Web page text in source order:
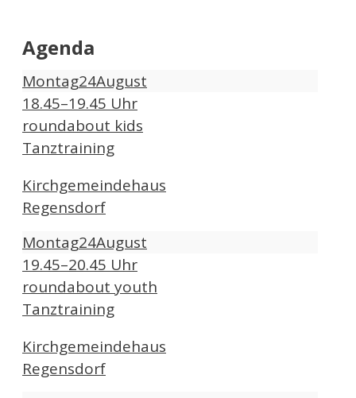
Agenda
Montag24August
18.45–19.45 Uhr
roundabout kids
Tanztraining
Kirchgemeindehaus
Regensdorf
Montag24August
19.45–20.45 Uhr
roundabout youth
Tanztraining
Kirchgemeindehaus
Regensdorf